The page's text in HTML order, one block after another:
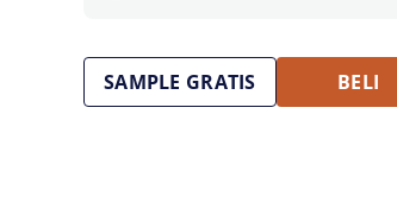
SAMPLE GRATIS BELI